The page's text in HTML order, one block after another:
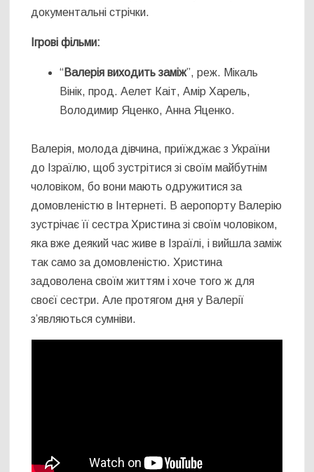
документальні стрічки.
Ігрові фільми:
“Валерія виходить заміж”, реж. Мікаль
Вінік, прод. Аелет Каіт, Амір Харель,
Володимир Яценко, Анна Яценко.
Валерія, молода дівчина, приїжджає з України
до Ізраїлю, щоб зустрітися зі своїм майбутнім
чоловіком, бо вони мають одружитися за
домовленістю в Інтернеті. В аеропорту Валерію
зустрічає її сестра Христина зі своїм чоловіком,
яка вже деякий час живе в Ізраїлі, і вийшла заміж
так само за домовленістю. Христина
задоволена своїм життям і хоче того ж для
своєї сестри. Але протягом дня у Валерії
з’являються сумніви.